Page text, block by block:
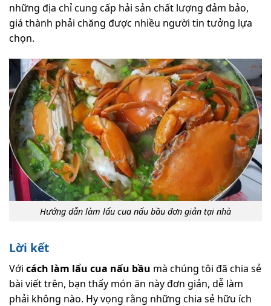
những địa chỉ cung cấp hải sản chất lượng đảm bảo,
giá thành phải chăng được nhiều người tin tưởng lựa
chọn.
Hướng dẫn làm lẩu cua nấu bầu đơn giản tại nhà
Lời kết
Với cách làm lẩu cua nấu bầu mà chúng tôi đã chia sẻ
bài viết trên, bạn thấy món ăn này đơn giản, dễ làm
phải không nào. Hy vọng rằng những chia sẻ hữu ích